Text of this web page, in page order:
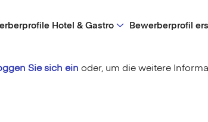
Hotel & Gastro Bewerberprofil
Sie sich ein oder, um die weitere